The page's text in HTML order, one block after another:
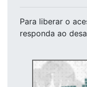
Para liberar o
responda ao